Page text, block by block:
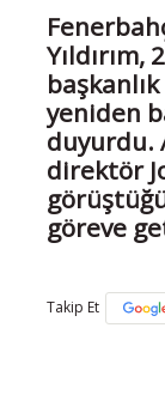
Yıldırım,
yeniden
duyurdu.
direktör
göreve
Takip Et